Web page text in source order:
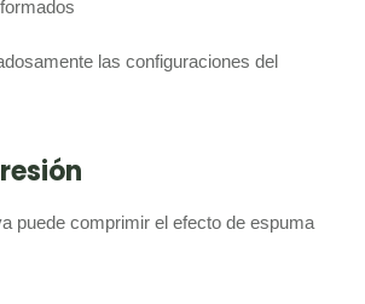
las configuraciones del
puede comprimir el efecto de espuma